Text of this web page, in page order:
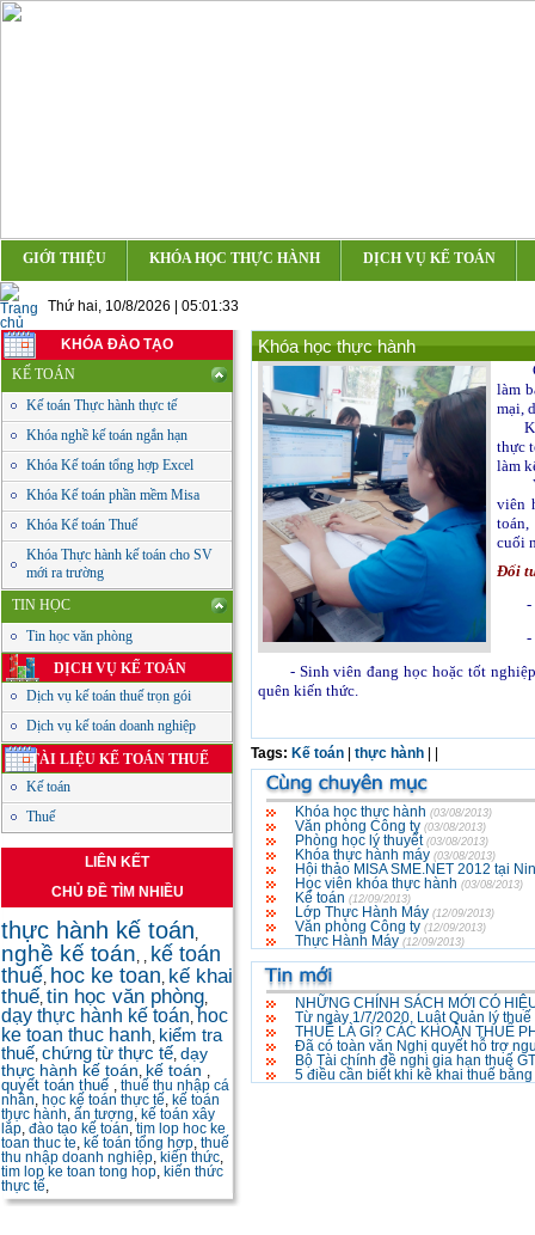
GIỚI THIỆU KHÓA HỌC THỰC HÀNH DỊCH VỤ KẾ TOÁN
Thứ hai, 10/8/2026 | 05:01:34
KHÓA ĐÀO TẠO
KẾ TOÁN
Kế toán Thực hành thực tế
Khóa nghề kế toán ngắn hạn
Khóa Kế toán tổng hợp Excel
Khóa Kế toán phần mềm Misa
Khóa Kế toán Thuế
Khóa Thực hành kế toán cho SV
mới ra trường
TIN HỌC
Tin học văn phòng
DỊCH VỤ KẾ TOÁN
Dịch vụ kế toán thuế trọn gói
Dịch vụ kế toán doanh nghiệp
TÀI LIỆU KẾ TOÁN THUẾ
Kế toán
Thuế
LIÊN KẾT
CHỦ ĐỀ TÌM NHIỀU
thực hành kế toán,
nghề kế toán, , kế toán
thuế, hoc ke toan, kế khai
thuế, tin học văn phòng,
dạy thực hành kế toán, hoc
ke toan thuc hanh, kiểm tra
thuế, chứng từ thực tế, dạy
thực hành kế toán, kế toán ,
quyết toán thuế , thuế thu nhập cá
nhân, học kế toán thực tế, kế toán
thực hành, ấn tượng, kế toán xây
lắp, đào tạo kế toán, tim lop hoc ke
toan thuc te, kế toán tổng hợp, thuế
thu nhập doanh nghiệp, kiến thức,
tim lop ke toan tong hop, kiến thức
thực tế,
Khóa học thực hành
làm
mại,
thực
làm
Với
viên
toán,
cuối
Đối
-
-
- Sinh viên đang học hoặc tốt
quên kiến thức.
Tags: Kế toán thực hành
Khóa học thực hành (03/08/2013)
Văn phòng Công ty (03/08/2013)
Phòng học lý thuyết (03/08/2013)
Khóa thực hành máy (03/08/2013)
Hội thảo MISA SME.NET 2012 tại
Học viên khóa thực hành (03/08/2013)
Kế toán (12/09/2013)
Lớp Thực Hành Máy (12/09/2013)
Văn phòng Công ty (12/09/2013)
Thực Hành Máy (12/09/2013)
NHỮNG CHÍNH SÁCH MỚI CÓ
Từ ngày 1/7/2020, Luật Quản lý
THUẾ LÀ GÌ? CÁC KHOẢN THUẾ
Đã có toàn văn Nghị quyết hỗ trợ
Bộ Tài chính đề nghị gia hạn thuế
5 điều cần biết khi kê khai thuế